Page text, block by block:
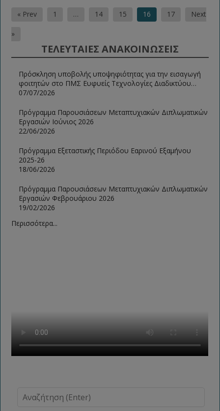
Posts
pagination
« Prev 1 … 14 15 16 17 Next
»
ΤΕΛΕΥΤΑΙΕΣ ΑΝΑΚΟΙΝΩΣΕΙΣ
Πρόσκληση υποβολής υποψηφιότητας για την εισαγωγή
φοιτητών στο ΠΜΣ Ευφυείς Τεχνολογίες Διαδικτύου
2026-2027
07/07/2026
Πρόγραμμα Παρουσιάσεων Μεταπτυχιακών Διπλωματικών
Εργασιών Ιούνιος 2026
22/06/2026
Πρόγραμμα Εξεταστικής Περιόδου Εαρινού Εξαμήνου
2025-26
18/06/2026
Πρόγραμμα Παρουσιάσεων Μεταπτυχιακών Διπλωματικών
Εργασιών Φεβρουάριου 2026
19/02/2026
Περισσότερα...